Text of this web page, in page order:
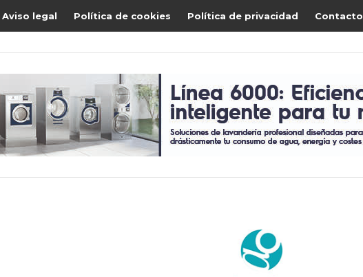
Aviso legal Política de cookies Política de privacidad Contacto